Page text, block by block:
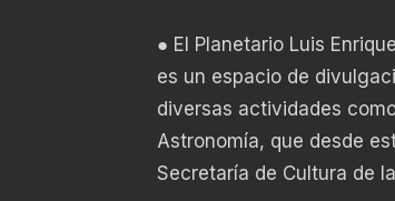
● El Planetario Luis
es un espacio de
diversas actividades
Astronomía, que desde
Secretaría de Cultura de